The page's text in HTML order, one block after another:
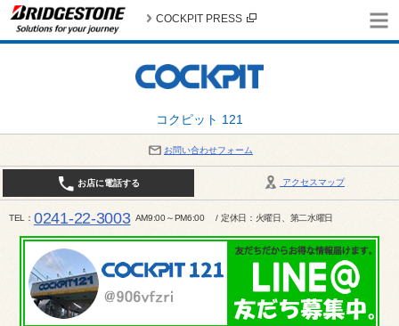
コクピット 121
COCKPIT PRESS
お問い合わせフォーム
アクセスマップ
お店に電話する
TEL 0241-22-3003 AM9:00～PM6:00 / 定休日：火曜日、第二水曜日